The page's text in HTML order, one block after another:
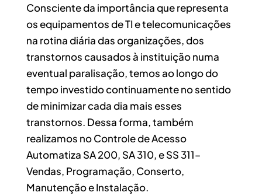
Consciente da importância que representa
os equipamentos de TI e telecomunicações
na rotina diária das organizações, dos
transtornos causados à instituição numa
eventual paralisação, temos ao longo do
tempo investido continuamente no sentido
de minimizar cada dia mais esses
transtornos. Dessa forma, também
realizamos no Controle de Acesso
Automatiza SA 200, SA 310, e SS 311–
Vendas, Programação, Conserto,
Manutenção e Instalação.